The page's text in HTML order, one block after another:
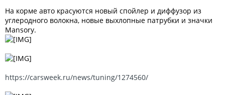
На корме авто красуются новый спойлер и диффузор из
углеродного волокна, новые выхлопные патрубки и значки
Mansory.
https://carsweek.ru/news/tuning/1274560/